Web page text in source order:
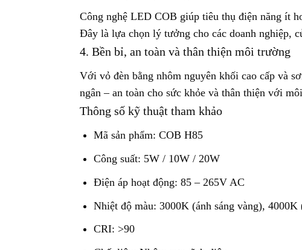
Công nghệ LED COB giúp tiêu thụ điện năng ít
Đây là lựa chọn lý tưởng cho các doanh nghiệp,
4. Bền bỉ, an toàn và thân thiện môi trường
Với vỏ đèn bằng nhôm nguyên khối cao cấp và
ngân – an toàn cho sức khỏe và thân thiện với
Thông số kỹ thuật tham khảo
Mã sản phẩm: COB H85
Công suất: 5W / 10W / 20W
Điện áp hoạt động: 85 – 265V AC
Nhiệt độ màu: 3000K (ánh sáng vàng),
CRI: >90